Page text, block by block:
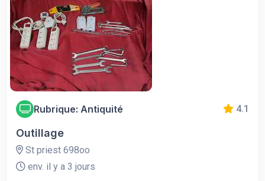
Rubrique: Antiquité 4.1
Outillage
St priest 698oo
env. il y a 3 jours